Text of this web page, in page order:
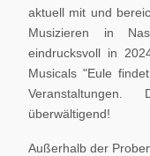
aktuell mit und
Musizieren in
eindrucksvoll in
Musicals "Eule
überwältigend!
Außerhalb der